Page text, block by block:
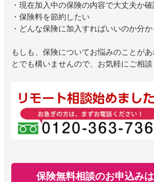
・現在加入中の保険の内容で大丈夫か
・保険料を節約したい
・どんな保険に加入すればいいのか分
もしも、保険についてお悩みのことが
とでも構いませんので、お気軽にご相談
保険無料相談のお申込み